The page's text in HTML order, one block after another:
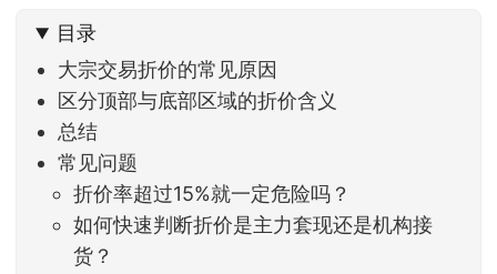
去相差不大，但细看下来，跌幅超过3%的只有不到
目录
大宗交易折价的常见原因
区分顶部与底部区域的折价含义
总结
常见问题
折价率超过15%就一定危险吗？
如何快速判断折价是主力套现还是机构接
货？